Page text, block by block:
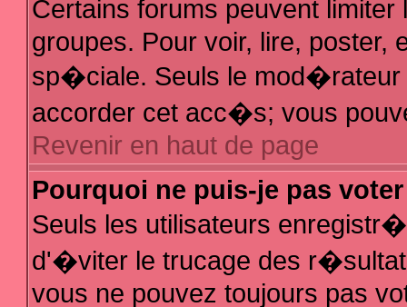
Certains forums peuvent
groupes. Pour voir, lire, poster,
sp�ciale. Seuls le mod�rateur
accorder cet acc�s; vous
Revenir en haut de page
Pourquoi ne puis-je pas
Seuls les utilisateurs
d'�viter le trucage des
vous ne pouvez toujours pas